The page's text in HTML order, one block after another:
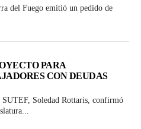
del Fuego emitió un pedido de
PARA
CON DEUDAS
Soledad Rottaris, confirmó